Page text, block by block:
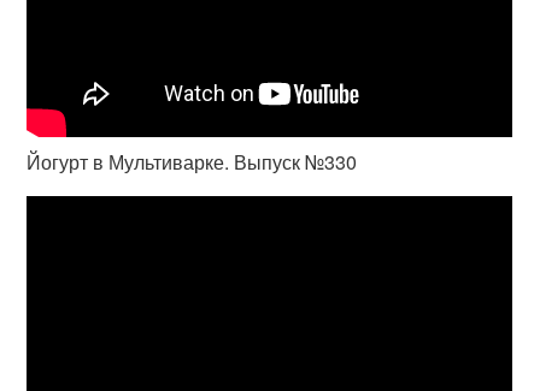
Йогурт в Мультиварке. Выпуск №330